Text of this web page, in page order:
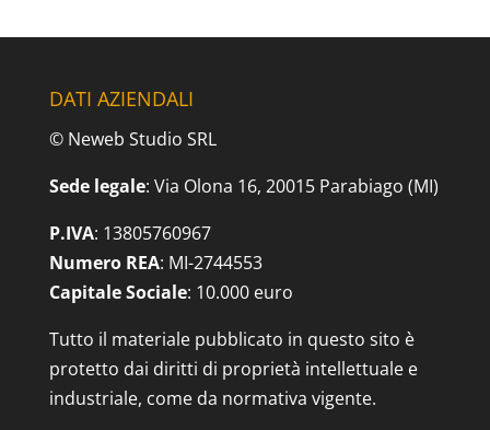
DATI AZIENDALI
© Neweb Studio SRL
Sede legale: Via Olona 16, 20015 Parabiago (MI)
P.IVA: 13805760967
Numero REA: MI-2744553
Capitale Sociale: 10.000 euro
Tutto il materiale pubblicato in questo sito è
protetto dai diritti di proprietà intellettuale e
industriale, come da normativa vigente.